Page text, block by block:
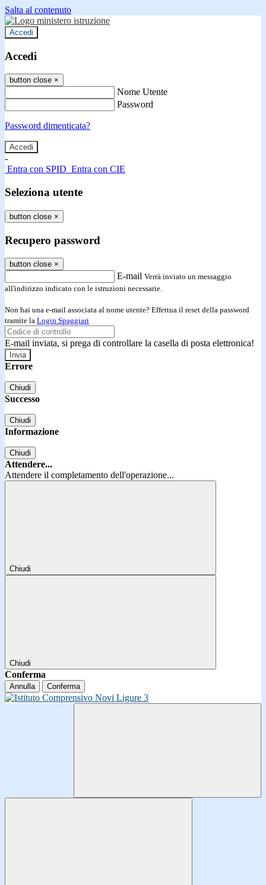
Salta al contenuto
Accedi
Accedi
button close ×
Nome Utente
Password
Password dimenticata?
-
Entra con SPID Entra con CIE
Seleziona utente
button close ×
Recupero password
button close ×
E-mail Verrà inviato un messaggio
all'indirizzo indicato con le istruzioni necessarie.
Non hai una e-mail associata al nome utente? Effettua il reset della password
tramite la Login Spaggiari
E-mail inviata, si prega di controllare la casella di posta elettronica!
Errore
Chiudi
Successo
Chiudi
Informazione
Chiudi
Attendere...
Attendere il completamento dell'operazione...
Chiudi
Chiudi
Conferma
Annulla Conferma